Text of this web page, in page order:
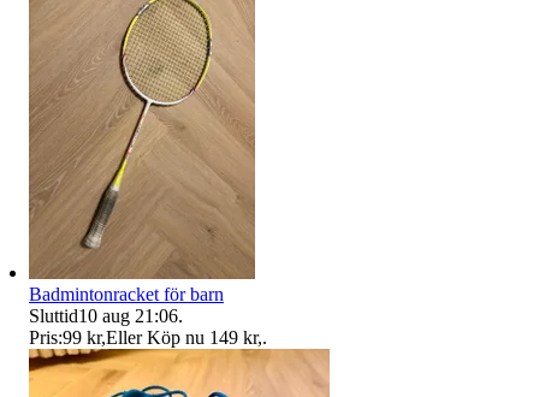
Badmintonracket för barn
Sluttid10 aug 21:06.
Pris:99 kr,Eller Köp nu 149 kr,.